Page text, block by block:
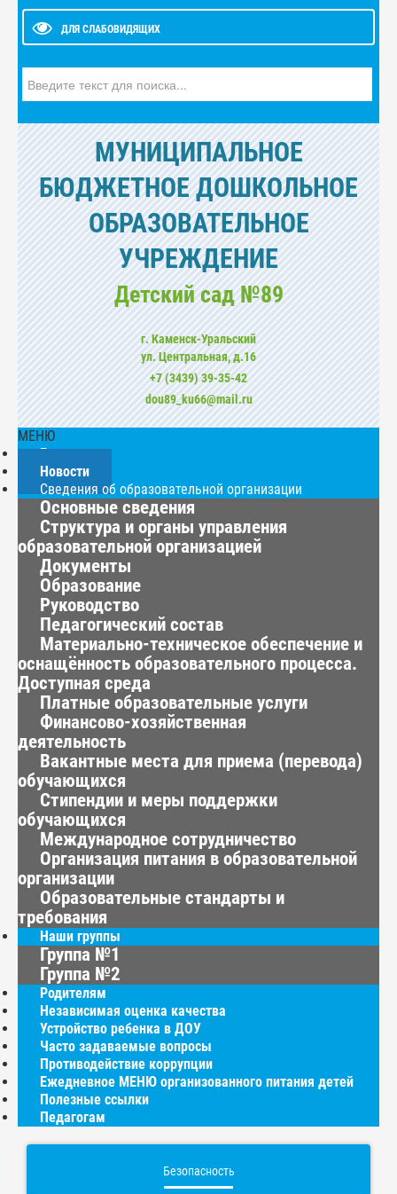
ДЛЯ СЛАБОВИДЯЩИХ
МУНИЦИПАЛЬНОЕ
БЮДЖЕТНОЕ ДОШКОЛЬНОЕ
ОБРАЗОВАТЕЛЬНОЕ
УЧРЕЖДЕНИЕ
Детский сад №89
г. Каменск-Уральский
ул. Центральная, д.16
+7 (3439) 39-35-42
dou89_ku66@mail.ru
МЕНЮ
Главная
Новости
Сведения об образовательной организации
Основные сведения
Структура и органы управления
образовательной организацией
Документы
Образование
Руководство
Педагогический состав
Материально-техническое обеспечение и
оснащённость образовательного процесса.
Доступная среда
Платные образовательные услуги
Финансово-хозяйственная
деятельность
Вакантные места для приема (перевода)
обучающихся
Стипендии и меры поддержки
обучающихся
Международное сотрудничество
Организация питания в образовательной
организации
Образовательные стандарты и
требования
Наши группы
Группа №1
Группа №2
Родителям
Независимая оценка качества
Устройство ребенка в ДОУ
Часто задаваемые вопросы
Противодействие коррупции
Ежедневное МЕНЮ организованного питания детей
Полезные ссылки
Педагогам
Безопасность